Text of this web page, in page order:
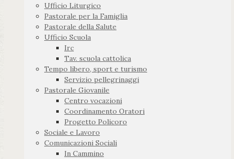
Ufficio Liturgico
Pastorale per la Famiglia
Pastorale della Salute
Ufficio Scuola
Irc
Tav. scuola cattolica
Tempo libero, sport e turismo
Servizio pellegrinaggi
Pastorale Giovanile
Centro vocazioni
Coordinamento Oratori
Progetto Policoro
Sociale e Lavoro
Comunicazioni Sociali
In Cammino